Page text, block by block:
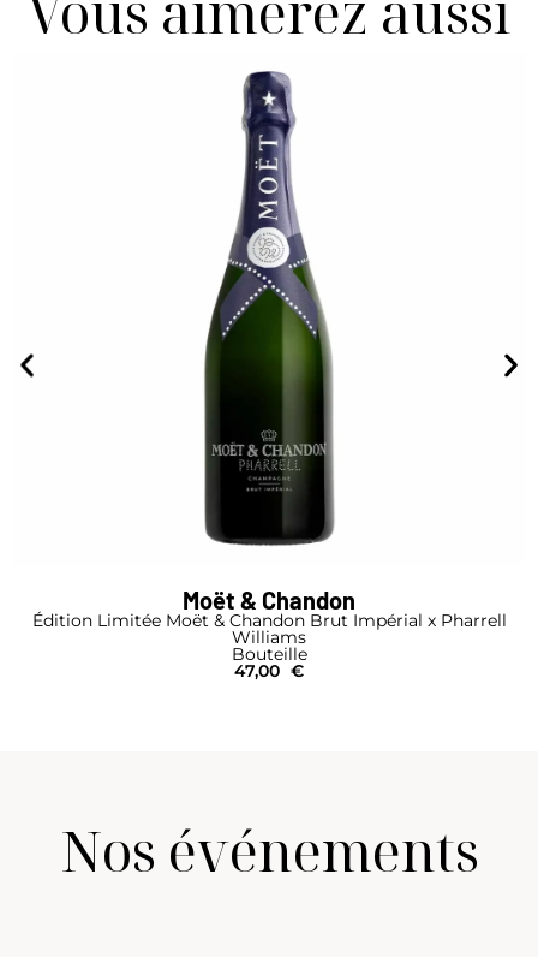
Moët & Chandon
Édition Limitée Moët & Chandon Brut Impérial x Pharrell
Williams
Bouteille
47,00 €
Nos événements